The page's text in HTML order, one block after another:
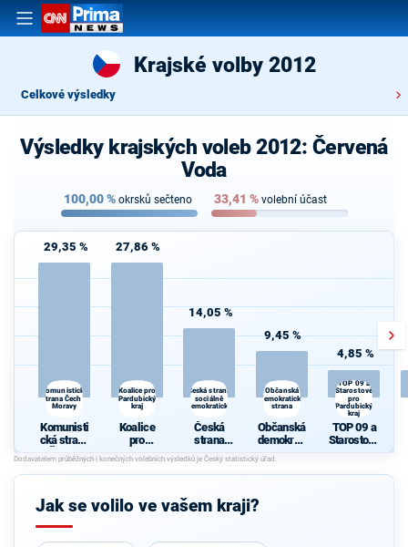
Krajské volby 2012
Celkové výsledky
Výsledky krajských voleb 2012: Červená
Voda
100,00% okrsků sečteno 33,41 % volební účast
29,35 %
Komunistická
strana Čech a
Moravy
Komunisti
cká strana
Čech a
Moravy
27,86 %
Koalice pro
Pardubický
kraj
Koalice
pro
Pardubick
ý kraj
14,05 %
Česká strana
sociálně
demokratická
Česká
strana
sociálně
demokrati
cká
9,45 %
Občanská
demokratická
strana
Občanská
demokrati
cká strana
4,85 %
TOP 09 a
Starostové
pro
Pardubický
kraj
TOP 09 a
Starostové
pro
ý kraj
Jak se volilo ve vašem kraji?